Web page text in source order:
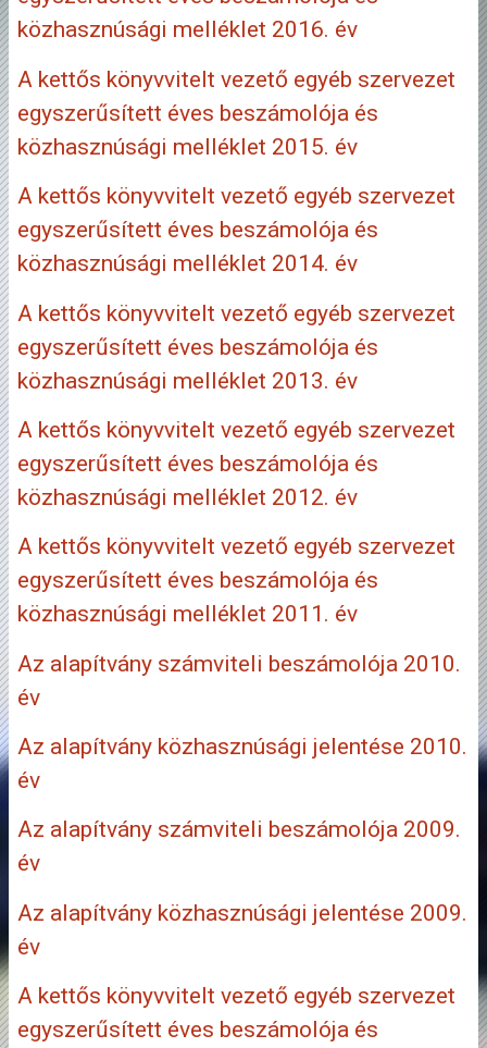
közhasznúsági melléklet 2016. év
A kettős könyvvitelt vezető egyéb szervezet
egyszerűsített éves beszámolója és
közhasznúsági melléklet 2015. év
A kettős könyvvitelt vezető egyéb szervezet
egyszerűsített éves beszámolója és
közhasznúsági melléklet 2014. év
A kettős könyvvitelt vezető egyéb szervezet
egyszerűsített éves beszámolója és
közhasznúsági melléklet 2013. év
A kettős könyvvitelt vezető egyéb szervezet
egyszerűsített éves beszámolója és
közhasznúsági melléklet 2012. év
A kettős könyvvitelt vezető egyéb szervezet
egyszerűsített éves beszámolója és
közhasznúsági melléklet 2011. év
Az alapítvány számviteli beszámolója 2010.
év
Az alapítvány közhasznúsági jelentése 2010.
év
Az alapítvány számviteli beszámolója 2009.
év
Az alapítvány közhasznúsági jelentése 2009.
év
A kettős könyvvitelt vezető egyéb szervezet
egyszerűsített éves beszámolója és